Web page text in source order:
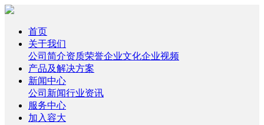
首页
关于我们
公司简介资质荣誉企业文化企业视频
产品及解决方案
新闻中心
公司新闻行业资讯
服务中心
加入容大